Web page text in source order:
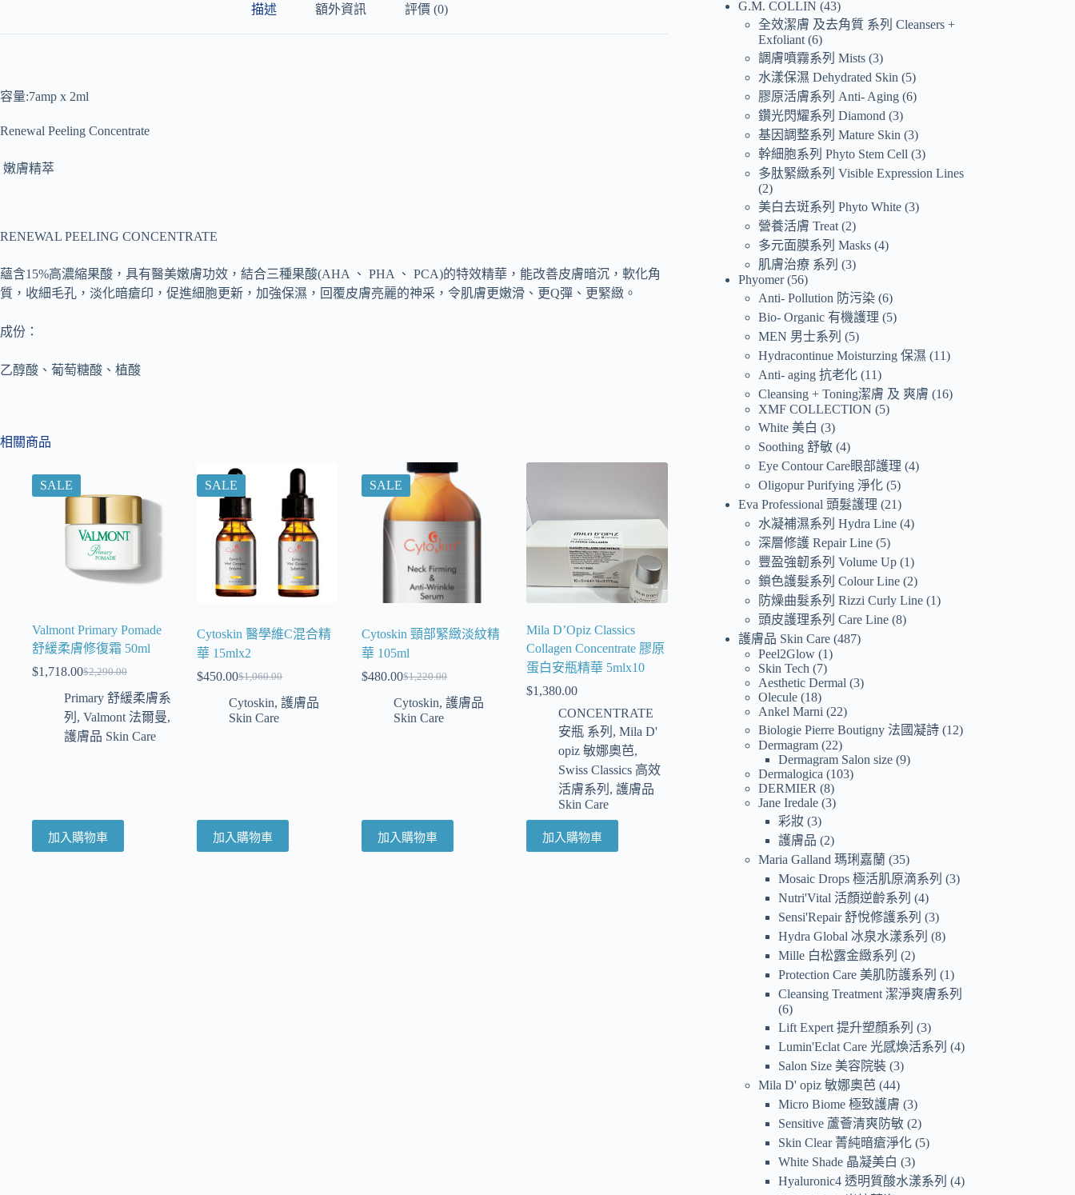
描述 額外資訊 評價 (0)
容量:7amp x 2ml
Renewal Peeling Concentrate
嫩膚精萃
RENEWAL PEELING CONCENTRATE
蘊含15%高濃縮果酸，具有醫美嫩膚功效，結合三種果酸(AHA 、 PHA 、 PCA)的特效精華，能改善皮膚暗沉，軟化角
質，收細毛孔，淡化暗瘡印，促進細胞更新，加強保濕，回覆皮膚亮麗的神采，令肌膚更嫩滑、更Q彈、更緊緻。
成份：
乙醇酸、葡萄糖酸、植酸
相關商品
SALE
Valmont Primary Pomade
舒緩柔膚修復霜 50ml
$2,290.00
$1,718.00
Primary 舒緩柔膚系
列 , Valmont 法爾曼,
護膚品 Skin Care
加入購物車
SALE
Cytoskin 醫學維C混合精
華 15mlx2
$1,060.00
$450.00
Cytoskin,護膚品
Skin Care
加入購物車
SALE
Cytoskin 頸部緊緻淡紋精
華 105ml
$1,220.00
$480.00
Cytoskin,護膚品
Skin Care
加入購物車
Mila D’Opiz Classics
Collagen Concentrate 膠原
蛋白安瓶精華 5mlx10
$1,380.00
CONCENTRATE
安瓶 系列 ,Mila D'
opiz 敏娜奧芭,
Swiss Classics 高效
活膚系列 ,護膚品
Skin Care
加入購物車
G.M. COLLIN 43
全效潔膚 及去角質 系列 Cleansers +
Exfoliant 6
調膚噴霧系列 Mists 3
水漾保濕 Dehydrated Skin
5
膠原活膚系列 Anti- Aging 6
鑽光閃耀系列 Diamond 3
基因調整系列 Mature Skin 3
幹細胞系列 Phyto Stem Cell 3
多肽緊緻系列 Visible Expression Lines
2
美白去斑系列 Phyto White 3
營養活膚 Treat 2
多元面膜系列 Masks 4
肌膚治療 系列
3
Phyomer 56
Anti- Pollution 防污染 6
Bio- Organic 有機護理
5
MEN 男士系列
5
Hydracontinue Moisturzing 保濕
11
Anti- aging 抗老化 11
Cleansing + Toning潔膚 及 爽膚
16
XMF COLLECTION
5
White 美白
3
Soothing 舒敏 4
Eye Contour Care眼部護理 4
Oligopur Purifying 淨化 5
Eva Professional 頭髮護理
21
水凝補濕系列 Hydra Line 4
深層修護 Repair Line 5
豐盈強韌系列 Volume Up 1
鎖色護髮系列 Colour Line 2
防燥曲髮系列 Rizzi Curly Line 1
頭皮護理系列 Care Line 8
護膚品 Skin Care 487
Peel2Glow 1
Skin Tech
7
Aesthetic Dermal 3
Olecule 18
Ankel Marni
22
Biologie Pierre Boutigny 法國凝詩 12
Dermagram 22
Dermagram Salon size 9
Dermalogica
103
DERMIER
8
Jane Iredale 3
彩妝 3
護膚品
2
Maria Galland 瑪琍嘉蘭 35
Mosaic Drops 極活肌原滴系列
3
Nutri'Vital 活顏逆齡系列
4
Sensi'Repair 舒悅修護系列
3
Hydra Global 冰泉水漾系列
8
Mille 白松露金緻系列
2
Protection Care 美肌防護系列
1
Cleansing Treatment 潔淨爽膚系列
6
Lift Expert 提升塑顏系列
3
Lumin'Eclat Care 光感煥活系列
4
Salon Size 美容院裝 3
Mila D' opiz 敏娜奧芭 44
Micro Biome 極致護膚 3
Sensitive 蘆薈清爽防敏 2
Skin Clear 菁純暗瘡淨化 5
White Shade 晶凝美白
3
Hyaluronic4 透明質酸水漾系列
4